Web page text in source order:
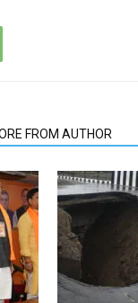
FROM AUTHOR